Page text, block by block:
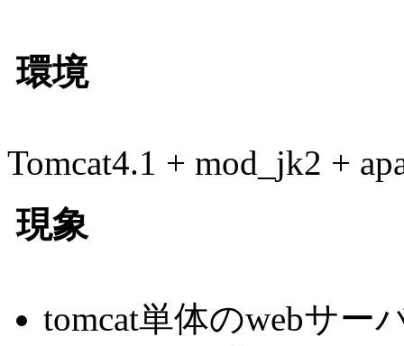
環境
Tomcat4.1 + mod_jk2 +
現象
tomcat単体のwebサー